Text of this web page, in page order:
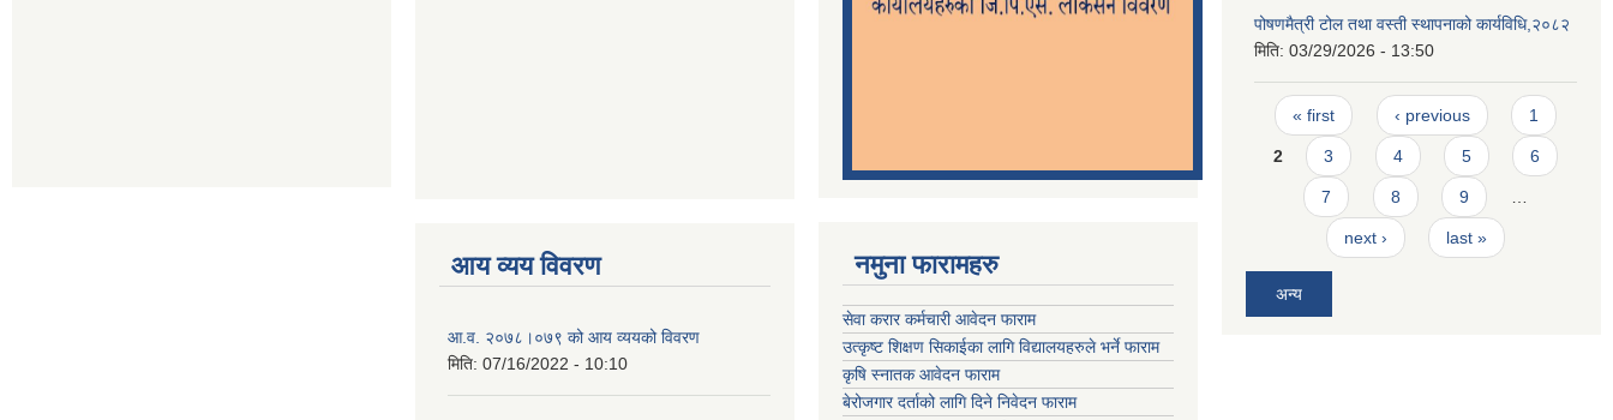
आय व्यय विवरण
आ.व. २०७८।०७९ को आय व्ययको विवरण
मिति: 07/16/2022 - 10:10
नमुना फारामहरु
सेवा करार कर्मचारी आवेदन फाराम
उत्कृष्ट शिक्षण सिकाईका लागि विद्यालयहरुले भर्ने फाराम
कृषि स्नातक आवेदन फाराम
बेरोजगार दर्ताको लागि दिने निवेदन फाराम
पोषणमैत्री टोल तथा वस्ती स्थापनाको कार्यविधि,२०८२
मिति: 03/29/2026 - 13:50
Pages
« first ‹ previous 1
2 3 4 5 6
7 8 9
next › last »
अन्य